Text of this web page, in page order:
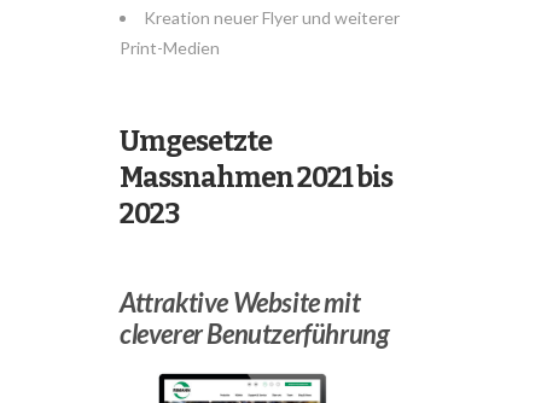
Kreation neuer Flyer und weiterer
Print-Medien
Umgesetzte
Massnahmen 2021 bis
2023
Attraktive Website mit
cleverer Benutzerführung